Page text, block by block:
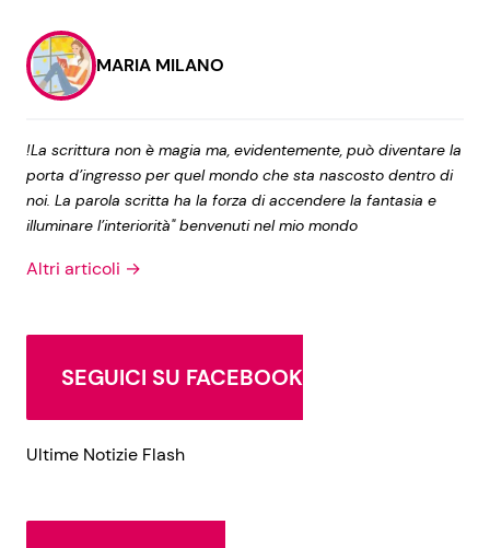
MARIA MILANO
!La scrittura non è magia ma, evidentemente, può diventare la
porta d’ingresso per quel mondo che sta nascosto dentro di
noi. La parola scritta ha la forza di accendere la fantasia e
illuminare l’interiorità" benvenuti nel mio mondo
Altri articoli →
SEGUICI SU FACEBOOK
Ultime Notizie Flash